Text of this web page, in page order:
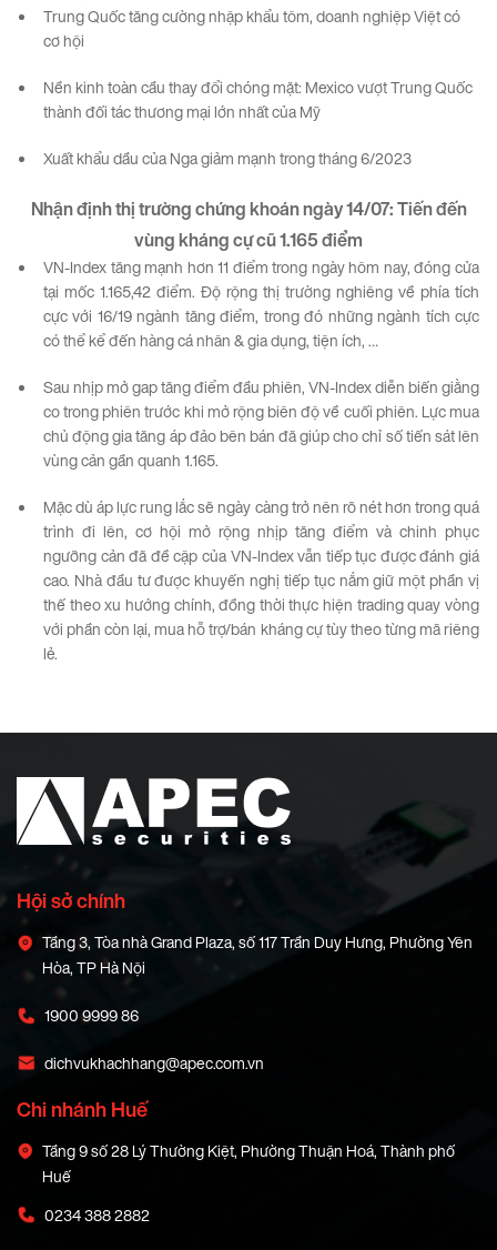
Trung Quốc tăng cường nhập khẩu tôm, doanh nghiệp Việt có
cơ hội
Nền kinh toàn cầu thay đổi chóng mặt: Mexico vượt Trung Quốc
thành đối tác thương mại lớn nhất của Mỹ
Xuất khẩu dầu của Nga giảm mạnh trong tháng 6/2023
Nhận định thị trường chứng khoán ngày14/07:Tiếnđến
vùngkhángcựcũ1.165điểm
VN-Index tăng mạnh hơn 11 điểm trong ngày hôm nay, đóng cửa
tại mốc 1.165,42 điểm. Độ rộng thị trường nghiêng về phía tích
cực với 16/19 ngành tăng điểm, trong đó những ngành tích cực
có thể kể đến hàng cá nhân & gia dụng, tiện ích, …
Sau nhịp mở gap tăng điểm đầu phiên, VN-Index diễn biến giằng
co trong phiên trước khi mở rộng biên độ về cuối phiên. Lực mua
chủ động gia tăng áp đảo bên bán đã giúp cho chỉ số tiến sát lên
vùng cản gần quanh 1.165.
Mặc dù áp lực rung lắc sẽ ngày càng trở nên rõ nét hơn trong quá
trình đi lên, cơ hội mở rộng nhịp tăng điểm và chinh phục
ngưỡng cản đã đề cập của VN-Index vẫn tiếp tục được đánh giá
cao. Nhà đầu tư được khuyến nghị tiếp tục nắm giữ một phần vị
thế theo xu hướng chính, đồng thời thực hiện trading quay vòng
với phần còn lại, mua hỗ trợ/bán kháng cự tùy theo từng mã riêng
lẻ.
Hội sở chính
Tầng 3, Tòa nhà Grand Plaza, số 117 Trần Duy Hưng, Phường Yên
Hòa, TP Hà Nội
1900 9999 86
dichvukhachhang@apec.com.vn
Chi nhánh Huế
Tầng 9 số 28 Lý Thường Kiệt, Phường Thuận Hoá, Thành phố
Huế
0234 388 2882